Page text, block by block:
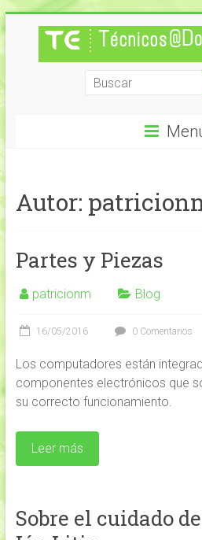
al
contenido
Técnicos
Informática
Autor:
Partes y Piezas
patricionm Blog
16/05/2016 0 Comentarios
Los computadores están
componentes electrónicos que
su correcto funcionamiento.
Leer más
Sobre el cuidado